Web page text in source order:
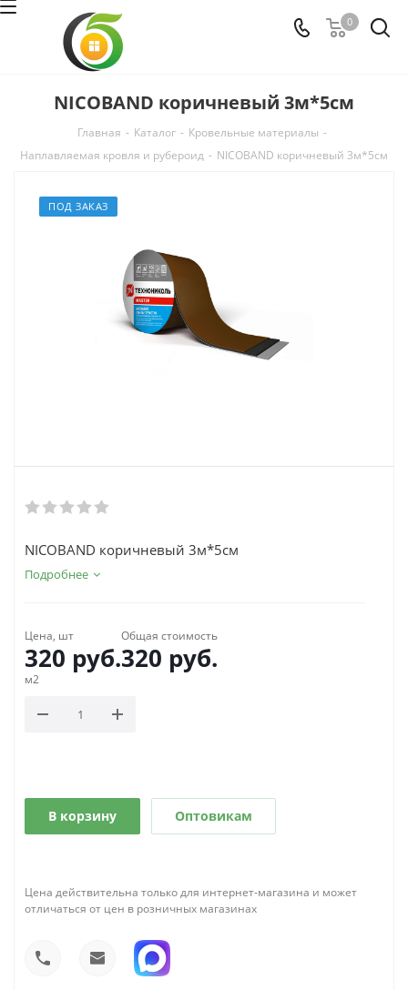
0
NICOBAND коричневый 3м*5см
Главная - Каталог - Кровельные материалы -
Наплавляемая кровля и рубероид - NICOBAND коричневый 3м*5см
ПОД ЗАКАЗ
NICOBAND коричневый 3м*5см
Подробнее
Цена, шт
320 руб.
Общая стоимость
320 руб.
м2
В корзину Оптовикам
Цена действительна только для интернет-магазина и может
отличаться от цен в розничных магазинах